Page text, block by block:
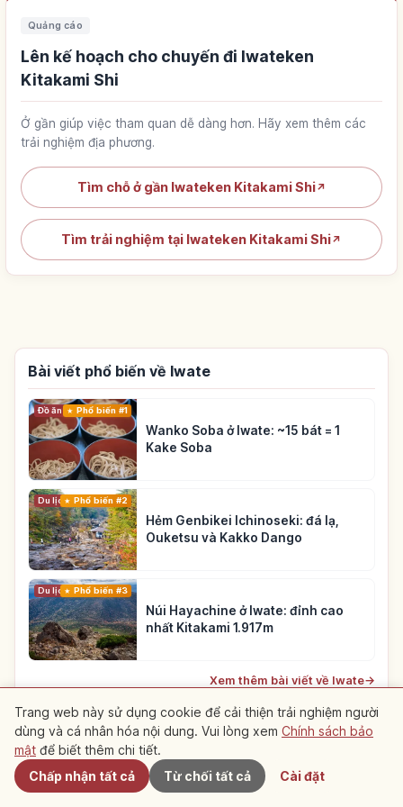
Quảng cáo
Lên kế hoạch cho chuyến đi Iwateken
Kitakami Shi
Ở gần giúp việc tham quan dễ dàng hơn. Hãy xem thêm các
trải nghiệm địa phương.
Tìm chỗ ở gần Iwateken Kitakami Shi↗
Tìm trải nghiệm tại Iwateken Kitakami Shi↗
Bài viết phổ biến về Iwate
Đồ ăn Phổ biến #1
Wanko Soba ở Iwate: ~15 bát = 1
Kake Soba
Du lịch Phổ biến #2
Hẻm Genbikei Ichinoseki: đá lạ,
Ouketsu và Kakko Dango
Du lịch Phổ biến #3
Núi Hayachine ở Iwate: đỉnh cao
nhất Kitakami 1.917m
Xem thêm bài viết về Iwate→
Điểm đến gợi ý gần đây
Gần đây
Trang web này sử dụng cookie để cải thiện trải nghiệm người
dùng và cá nhân hóa nội dung. Vui lòng xem Chính sách bảo
mật để biết thêm chi tiết.
Chấp nhận tất cả
Từ chối tất cả Cài đặt